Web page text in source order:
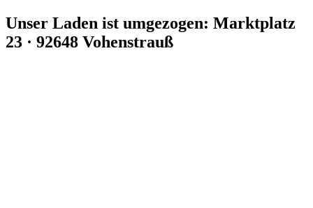
Zum
Inhalt
springen
Unser Laden ist umgezogen: Marktplatz
23 · 92648 Vohenstrauß